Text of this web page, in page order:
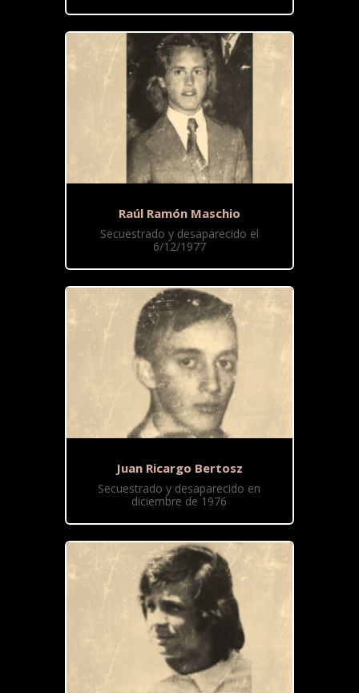
Raúl Ramón Maschio
Secuestrado y desaparecido el
6/12/1977
Juan Ricargo Bertosz
Secuestrado y desaparecido en
diciembre de 1976